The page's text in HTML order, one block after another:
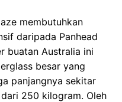
membutuhkan
daripada Panhead
buatan Australia ini
besar yang
panjangnya sekitar
250 kilogram. Oleh